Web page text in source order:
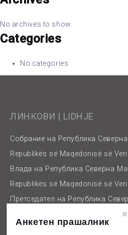
No archives to show.
Categories
No categories
ЛИНКОВИ | LIDHJE
Собрание на Република
Republikës së Maqedonisë së
Влада на Република Северна
Republikës së Maqedonisë së
Претседател на Република
Presidenti i Republikës së
Министерство за правда |
Анкетен прашалник